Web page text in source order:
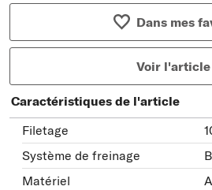
Dans mes
Voir l'article
Caractéristiques de l'article
Filetage
Système de freinage
Matériel